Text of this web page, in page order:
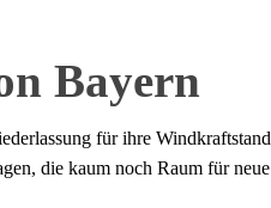
Bayern
für ihre
die kaum noch Raum für